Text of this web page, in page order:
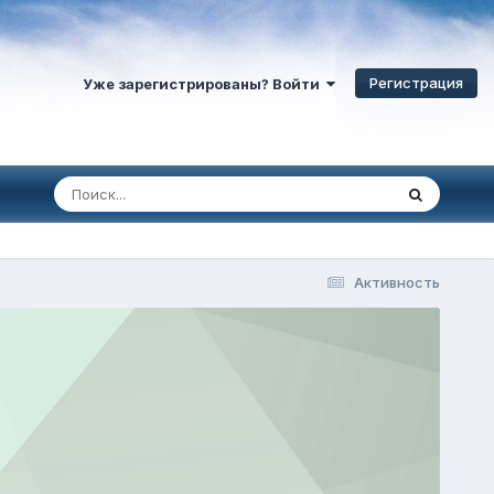
Уже зарегистрированы? Войти Регистрация
Активность